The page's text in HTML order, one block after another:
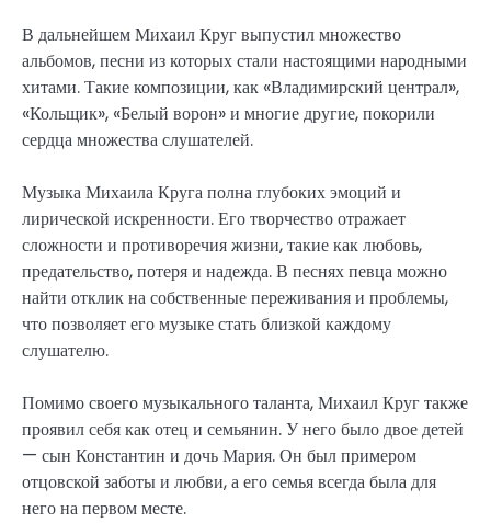
В дальнейшем Михаил Круг выпустил множество
альбомов, песни из которых стали настоящими народными
хитами. Такие композиции, как «Владимирский централ»,
«Кольщик», «Белый ворон» и многие другие, покорили
сердца множества слушателей.
Музыка Михаила Круга полна глубоких эмоций и
лирической искренности. Его творчество отражает
сложности и противоречия жизни, такие как любовь,
предательство, потеря и надежда. В песнях певца можно
найти отклик на собственные переживания и проблемы,
что позволяет его музыке стать близкой каждому
слушателю.
Помимо своего музыкального таланта, Михаил Круг также
проявил себя как отец и семьянин. У него было двое детей
— сын Константин и дочь Мария. Он был примером
отцовской заботы и любви, а его семья всегда была для
него на первом месте.